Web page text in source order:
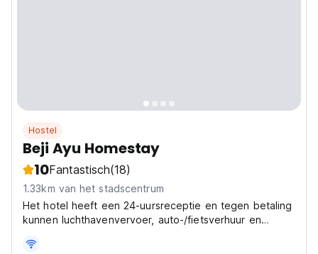
Hostel
Beji Ayu Homestay
10Fantastisch(18)
1.33km van het stadscentrum
Het hotel heeft een 24-uursreceptie en tegen betaling
kunnen luchthavenvervoer, auto-/fietsverhuur en